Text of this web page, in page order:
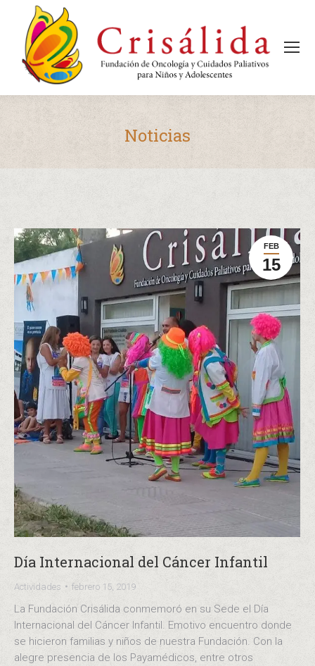
Noticias
FEB
15
Día Internacional del Cáncer Infantil
Actividades febrero 15, 2019
La Fundación Crisálida conmemoró en su Sede el Día
Internacional del Cáncer Infantil. Emotivo encuentro donde
se hicieron familias y niños de nuestra Fundación. Con la
alegre presencia de los Payamédicos, entre otros